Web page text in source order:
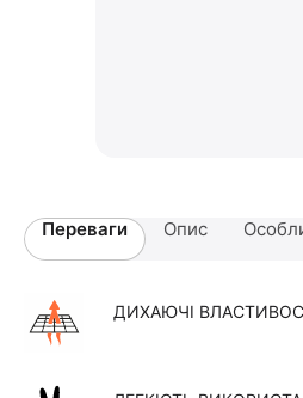
Переваги Опис
ДИХАЮЧІ